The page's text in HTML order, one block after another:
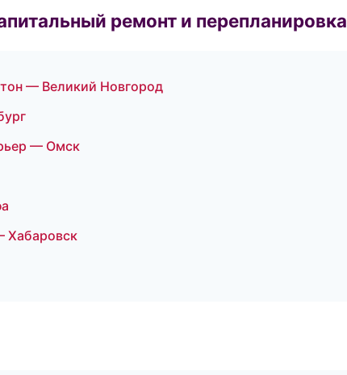
ремонт и перепланировка
— Великий Новгород
— Омск
Хабаровск